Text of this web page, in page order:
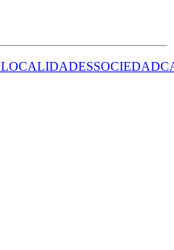
LOCALIDADESSOCIEDAD